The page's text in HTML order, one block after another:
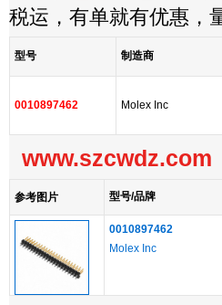
税运，有单就有优惠，
型号 制造商
0010897462 Molex Inc
www.szcwdz.com
参考图片 型号/品牌
0010897462
Molex Inc